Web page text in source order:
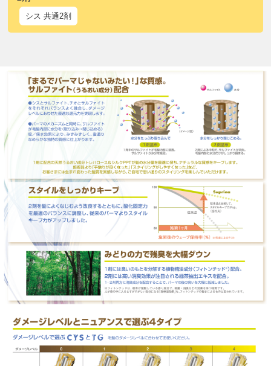
シス 共通2剤